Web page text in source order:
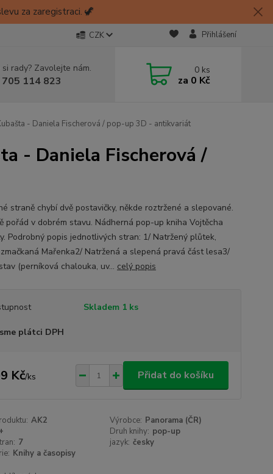
za zaregistraci. 🦖
CZK Přihlášení
rady? Zavolejte nám.
114 823
0 ks
za 0 Kč
- Daniela Fischerová / pop-up 3D - antikvariát
- Daniela Fischerová /
straně chybí dvě postavičky, někde roztržené a slepované.
pořád v dobrém stavu. Nádherná pop-up kniha Vojtěcha
Podrobný popis jednotlivých stran: 1/ Natržený plůtek,
Mařenka2/ Natržená a slepená pravá část lesa3/
(perníková chalouka, uv... celý popis
Skladem 1 ks
plátci DPH
Kč/ks Přidat do košíku
AK2 Výrobce: Panorama (ČR)
Druh knihy: pop-up
7 jazyk: česky
Knihy a časopisy